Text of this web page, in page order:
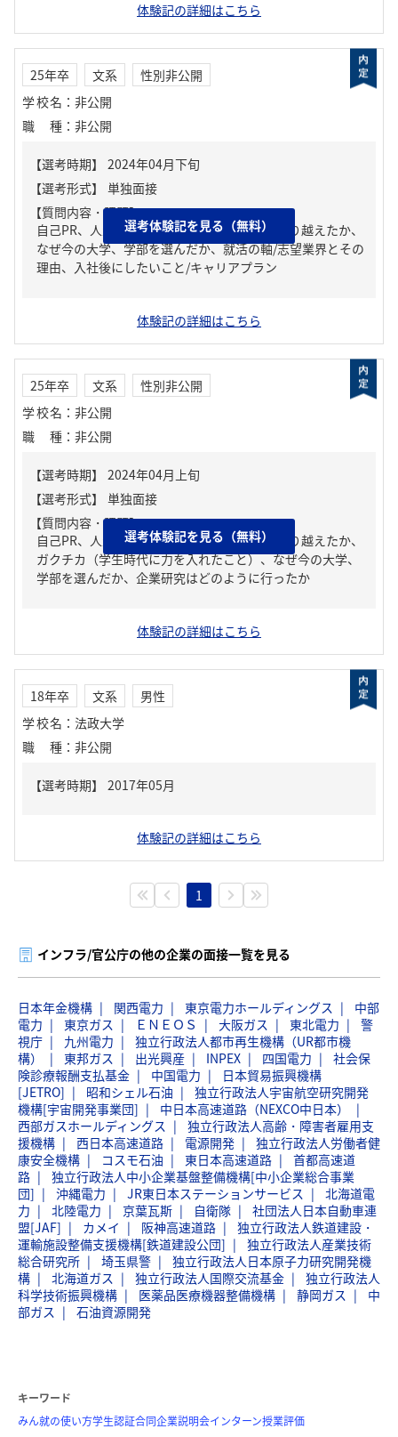
体験記の詳細はこちら
25年卒 文系
性別非公開
学校名 ： 非公開
職種 ： 非公開
【質問内容・課題】
自己PR、人生の中で大きな挫折経験。どう乗り越えたか、
なぜ今の大学、学部を選んだか、就活の軸/志望業界とその
理由、入社後にしたいこと/キャリアプラン
選考体験記を見る（無料）
体験記の詳細はこちら
25年卒 文系
性別非公開
学校名 ： 非公開
職種 ： 非公開
【質問内容・課題】
自己PR、人生の中で大きな挫折経験。どう乗り越えたか、
ガクチカ（学生時代に力を入れたこと）、なぜ今の大学、
学部を選んだか、企業研究はどのように行ったか
選考体験記を見る（無料）
体験記の詳細はこちら
18年卒 文系
男性
学校名 ： 法政大学
職種 ： 非公開
体験記の詳細はこちら
1
インフラ/官公庁の他の企業の面接一覧を見る
日本年金機構 関西電力 東京電力ホールディングス
中部
電力
東京ガス ＥＮＥＯＳ 大阪ガス 東北電力
警
視庁
九州電力
独立行政法人都市再生機構（UR都市機
構）
東邦ガス 出光興産 INPEX 四国電力
社会保
険診療報酬支払基金
中国電力
日本貿易振興機構
[JETRO]
昭和シェル石油
独立行政法人宇宙航空研究開発
機構[宇宙開発事業団]
中日本高速道路（NEXCO中日本）
西部ガスホールディングス
独立行政法人高齢・障害者雇用支
援機構
西日本高速道路 電源開発
独立行政法人労働者健
康安全機構
コスモ石油 東日本高速道路
首都高速道
路
独立行政法人中小企業基盤整備機構[中小企業総合事業
団]
沖縄電力 JR東日本ステーションサービス
北海道電
力
北陸電力 京葉瓦斯 自衛隊
社団法人日本自動車連
盟[JAF]
カメイ 阪神高速道路
独立行政法人鉄道建設・
運輸施設整備支援機構[鉄道建設公団]
独立行政法人産業技術
総合研究所
埼玉県警
独立行政法人日本原子力研究開発機
構
北海道ガス 独立行政法人国際交流基金
独立行政法人
科学技術振興機構
医薬品医療機器整備機構 静岡ガス
中
部ガス
石油資源開発
キーワード
みん就の使い方学生認証合同企業説明会インターン授業評価